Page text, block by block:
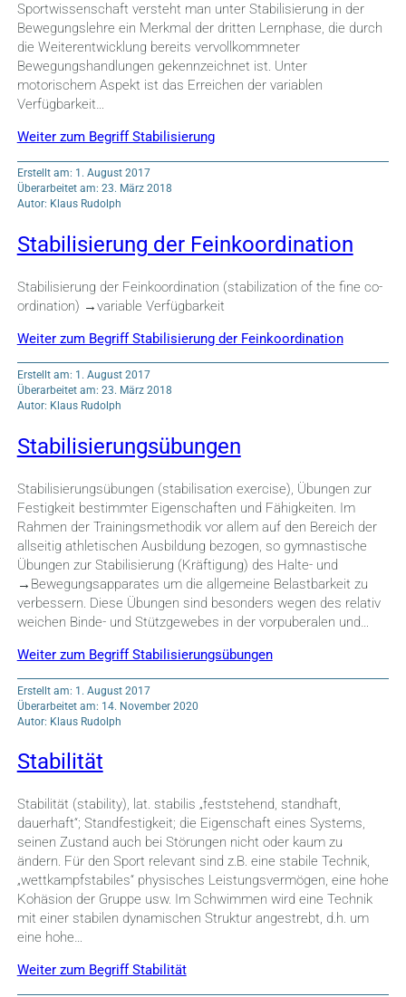
Sportwissenschaft versteht man unter Stabilisierung in der
Bewegungslehre ein Merkmal der dritten Lernphase, die durch
die Weiterentwicklung bereits vervollkommneter
Bewegungshandlungen gekennzeichnet ist. Unter
motorischem Aspekt ist das Erreichen der variablen
Verfügbarkeit…
Weiter zum Begriff Stabilisierung
Erstellt am: 1. August 2017
Überarbeitet am: 23. März 2018
Autor: Klaus Rudolph
Stabilisierung der Feinkoordination
Stabilisierung der Feinkoordination (stabilization of the fine co-
ordination) →variable Verfügbarkeit
Weiter zum Begriff Stabilisierung der Feinkoordination
Erstellt am: 1. August 2017
Überarbeitet am: 23. März 2018
Autor: Klaus Rudolph
Stabilisierungsübungen
Stabilisierungsübungen (stabilisation exercise), Übungen zur
Festigkeit bestimmter Eigenschaften und Fähigkeiten. Im
Rahmen der Trainingsmethodik vor allem auf den Bereich der
allseitig athletischen Ausbildung bezogen, so gymnastische
Übungen zur Stabilisierung (Kräftigung) des Halte- und
→Bewegungsapparates um die allgemeine Belastbarkeit zu
verbessern. Diese Übungen sind besonders wegen des relativ
weichen Binde- und Stützgewebes in der vorpuberalen und…
Weiter zum Begriff Stabilisierungsübungen
Erstellt am: 1. August 2017
Überarbeitet am: 14. November 2020
Autor: Klaus Rudolph
Stabilität
Stabilität (stability), lat. stabilis „feststehend, standhaft,
dauerhaft“; Standfestigkeit; die Eigenschaft eines Systems,
seinen Zustand auch bei Störungen nicht oder kaum zu
ändern. Für den Sport relevant sind z.B. eine stabile Technik,
„wettkampfstabiles“ physisches Leistungsvermögen, eine hohe
Kohäsion der Gruppe usw. Im Schwimmen wird eine Technik
mit einer stabilen dynamischen Struktur angestrebt, d.h. um
eine hohe…
Weiter zum Begriff Stabilität